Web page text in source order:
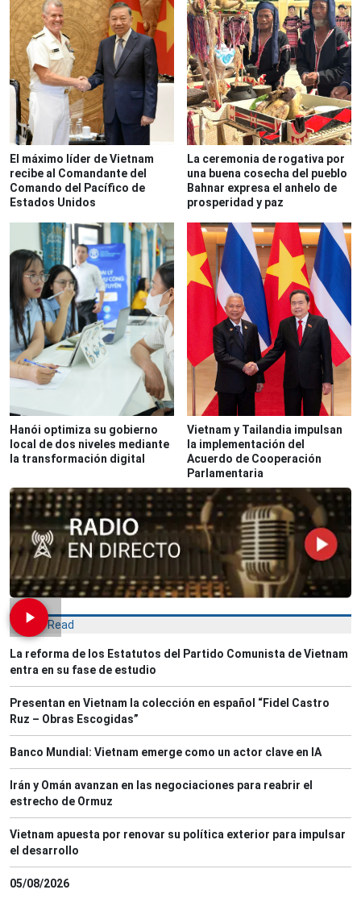
El máximo líder de Vietnam
recibe al Comandante del
Comando del Pacífico de
Estados Unidos
La ceremonia de rogativa por
una buena cosecha del pueblo
Bahnar expresa el anhelo de
prosperidad y paz
Hanói optimiza su gobierno
local de dos niveles mediante
la transformación digital
Vietnam y Tailandia impulsan
la implementación del
Acuerdo de Cooperación
Parlamentaria
Most Read
La reforma de los Estatutos del Partido Comunista de Vietnam
entra en su fase de estudio
Presentan en Vietnam la colección en español “Fidel Castro
Ruz – Obras Escogidas”
Banco Mundial: Vietnam emerge como un actor clave en IA
Irán y Omán avanzan en las negociaciones para reabrir el
estrecho de Ormuz
Vietnam apuesta por renovar su política exterior para impulsar
el desarrollo
05/08/2026